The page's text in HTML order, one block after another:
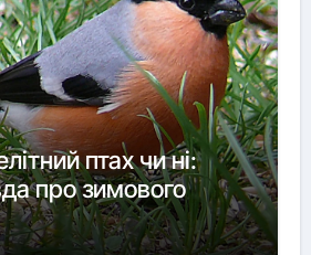
птах чи ні:
про зимового